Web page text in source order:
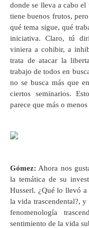
donde se lleva a cabo el
tiene buenos frutos,
qué tema sigue, qué
iniciativa. Claro, tú
viniera a cohibir, a
trata de atacar la
trabajo de todos en
no se busca más que
ciertos seminarios.
parece que más o
Gómez: Ahora nos
la temática de su
Husserl. ¿Qué lo llevó
la vida trascendental?, y
fenomenología
sentimiento de la vida